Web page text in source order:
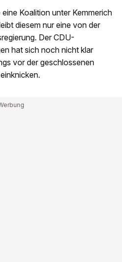
Koalition unter Kemmerich
diesem nur eine von der
Der CDU-
hat sich noch nicht klar
vor der geschlossenen